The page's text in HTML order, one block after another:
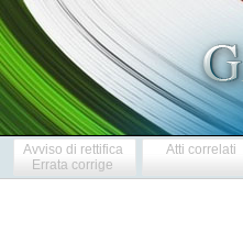
Avviso di rettifica
Errata corrige
Atti correlati